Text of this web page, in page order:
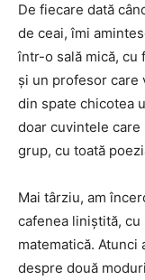
De fiecare dată
de ceai, îmi
într-o sală mică, cu
și un profesor care
din spate chicotea
doar cuvintele care
grup, cu toată
Mai târziu, am
cafenea liniștită,
matematică. Atunci
despre două